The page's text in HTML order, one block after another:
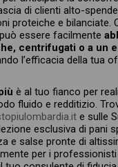
di clienti alto-
proteiche e bilanciate.
essere facilmente
centrifugati o a un
l’efficacia della tua
è al tuo fianco per
fluido e redditizio.
e sulle
esclusiva di pani
e salse pronte di
per i professionisti